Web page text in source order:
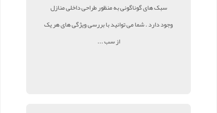
سبک های گوناگونی به منظور طراحی داخلی منازل
وجود دارد . شما می توانید با بررسی ویژگی های هر یک
از سب ...